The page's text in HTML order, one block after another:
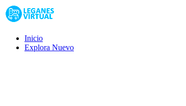
Inicio
Explora Nuevo